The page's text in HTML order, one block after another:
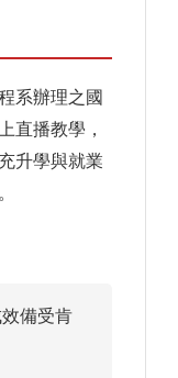
系辦理之國
直播教學，
升學與就業
備受肯